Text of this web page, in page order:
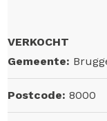
VERKOCHT
Gemeente:
Postcode:8000